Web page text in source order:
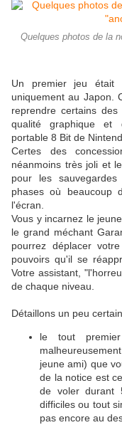
Quelques photos de la
Un premier jeu était
uniquement au Japon.
reprendre certains
qualité graphique et
portable 8 Bit de
Certes des
néanmoins très joli et
pour les
phases où beaucoup
l'écran.
Vous y incarnez le
le grand méchant
pourrez déplacer
pouvoirs qu'il se
Votre assistant,
de chaque niveau.
Détaillons un peu
le tout
jeune ami) que
de la notice est
de voler durant
difficiles ou tout
pas encore au